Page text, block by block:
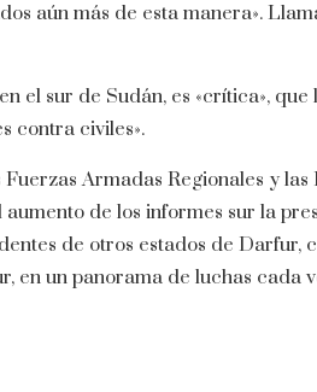
aún más de esta manera».
el sur de Sudán, es «crítica»,
contra civiles».
Armadas Regionales y las
de los informes sur la
de otros estados de Darfur,
en un panorama de luchas cada